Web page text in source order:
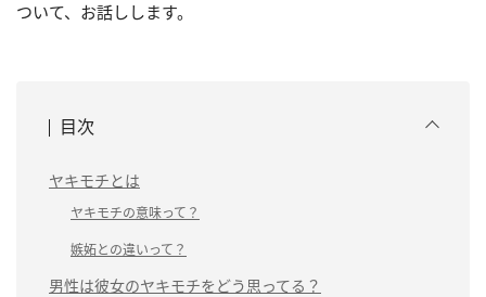
ついて、お話しします。
目次
ヤキモチとは
ヤキモチの意味って？
嫉妬との違いって？
男性は彼女のヤキモチをどう思ってる？